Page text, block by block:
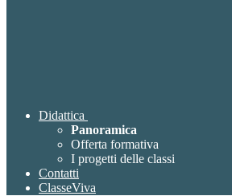
Didattica
Panoramica
Offerta formativa
I progetti delle classi
Contatti
ClasseViva